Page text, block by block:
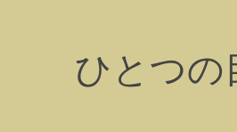
ひとつの